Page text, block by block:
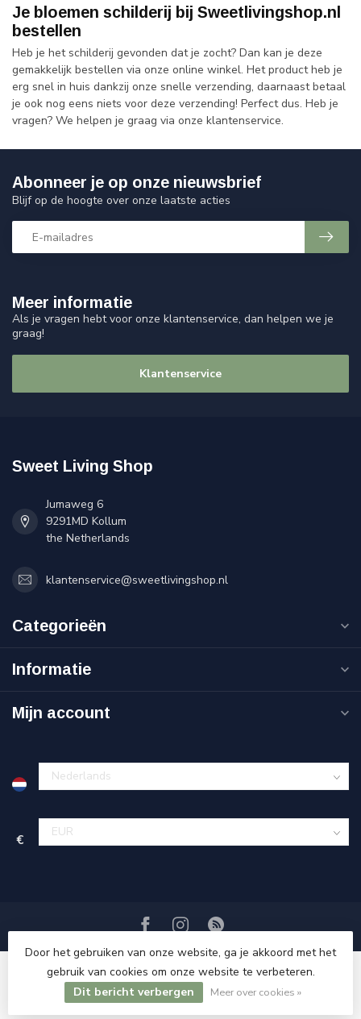
Je bloemen schilderij bij Sweetlivingshop.nl
bestellen
Heb je het schilderij gevonden dat je zocht? Dan kan je deze
gemakkelijk bestellen via onze online winkel. Het product heb je
erg snel in huis dankzij onze snelle verzending, daarnaast betaal
je ook nog eens niets voor deze verzending! Perfect dus. Heb je
vragen? We helpen je graag via onze klantenservice.
Meer informatie
Als je vragen hebt voor onze klantenservice, dan helpen we je
graag!
Klantenservice
Abonneer je op onze nieuwsbrief
Blijf op de hoogte over onze laatste acties
Sweet Living Shop
Jumaweg 6
9291MD Kollum
the Netherlands
klantenservice@sweetlivingshop.nl
Categorieën
Informatie
Mijn account
€
© Copyright 2026 Sweet Living Shop
Door het gebruiken van onze website, ga je akkoord met het
gebruik van cookies om onze website te verbeteren.
Dit bericht verbergen
Meer over cookies »